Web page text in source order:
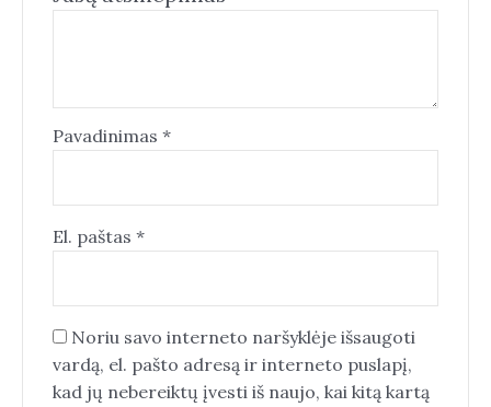
Pavadinimas *
El. paštas *
Noriu savo interneto naršyklėje išsaugoti
vardą, el. pašto adresą ir interneto puslapį,
kad jų nebereiktų įvesti iš naujo, kai kitą kartą